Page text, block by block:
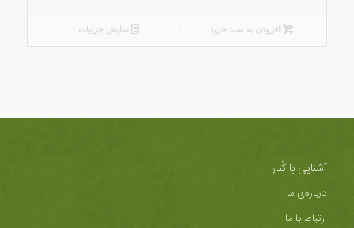
افزودن به سبد خرید نمایش جزئیات
آشنایی با کُنار
درباره‌ی ما
ارتباط با ما